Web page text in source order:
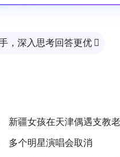
，深入思考回答更优 
新疆女孩在天津偶遇支教
多个明星演唱会取消